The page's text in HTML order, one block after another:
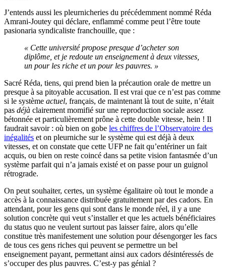
J’entends aussi les pleurnicheries du précédemment nommé Réda
Amrani-Joutey qui déclare, enflammé comme peut l’être toute
pasionaria syndicaliste franchouille, que :
« Cette université propose presque d’acheter son
diplôme, et je redoute un enseignement à deux vitesses,
un pour les riche et un pour les pauvres. »
Sacré Réda, tiens, qui prend bien la précaution orale de mettre un
presque à sa pitoyable accusation. Il est vrai que ce n’est pas comme
si le système actuel, français, de maintenant là tout de suite, n’était
pas déjà clairement momifié sur une reproduction sociale assez
bétonnée et particulièrement prône à cette double vitesse, hein ! Il
faudrait savoir : où bien on gobe les chiffres de l’Observatoire des
inégalités et on pleurniche sur le système qui est déjà à deux
vitesses, et on constate que cette UFP ne fait qu’entériner un fait
acquis, ou bien on reste coincé dans sa petite vision fantasmée d’un
système parfait qui n’a jamais existé et on passe pour un guignol
rétrograde.
On peut souhaiter, certes, un système égalitaire où tout le monde a
accès à la connaissance distribuée gratuitement par des cadors. En
attendant, pour les gens qui sont dans le monde réel, il y a une
solution concrète qui veut s’installer et que les actuels bénéficiaires
du status quo ne veulent surtout pas laisser faire, alors qu’elle
constitue très manifestement une solution pour désengorger les facs
de tous ces gens riches qui peuvent se permettre un bel
enseignement payant, permettant ainsi aux cadors désintéressés de
s’occuper des plus pauvres. C’est-y pas génial ?